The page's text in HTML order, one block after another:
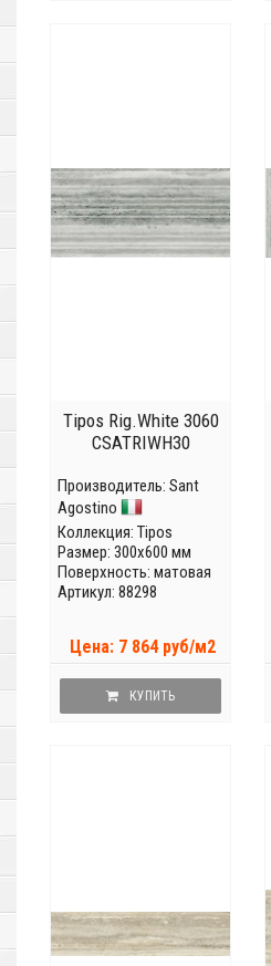
Tipos Rig.White 3060
CSATRIWH30
Производитель: Sant
Agostino
Коллекция: Tipos
Размер: 300x600 мм
Поверхность: матовая
Артикул: 88298
Цена: 7 864 руб/м2
КУПИТЬ